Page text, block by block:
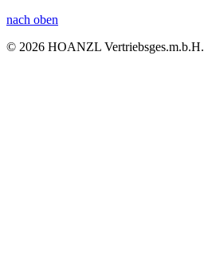
nach oben
© 2026 HOANZL Vertriebsges.m.b.H.